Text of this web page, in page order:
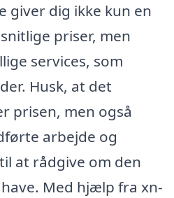
giver dig ikke kun en
priser, men
services, som
Husk, at det
prisen, men også
arbejde og
at rådgive om den
Med hjælp fra xn-